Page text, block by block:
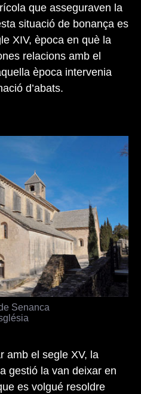
que asseguraven la
situació de bonança es
XIV, època en què la
relacions amb el
època intervenia
d’abats.
amb el segle XV, la
gestió la van deixar en
es volgué resoldre
Senanca